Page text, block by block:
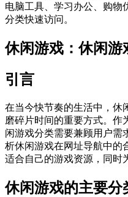
电脑工具、学习办公、购物
分类快速访问。
休闲游戏：休闲游
引言
在当今快节奏的生活中，休
磨碎片时间的重要方式。作
闲游戏分类需要兼顾用户需
析休闲游戏在网址导航中的
适合自己的游戏资源，同时
休闲游戏的主要分